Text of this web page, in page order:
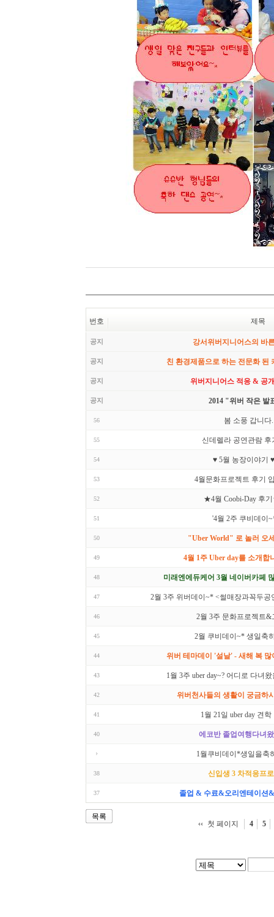
번호 제목
공지 강서위버지니어스의 바
공지 친 환경제품으로 하는 전문화 된
공지 위버지니어스 적응 & 공
공지 2014 "위버 작은 발
56 봄 소풍 갑니다.
55 신데렐라 공연관람 후
54 ♥ 5월 농장이야기 ♥
53 4월문화프로젝트 후기
52 ★4월 Coobi-Day 후
51 '4월 2주 쿠비데이
50 "Uber World" 로 놀러 오
49 4월 1주 Uber day를 소개합
48 미래엔에듀케어 3월 네이버카페
47 2월 3주 위버데이~* <썰매장과꼭두
46 2월 3주 문화프로젝트&
45 2월 쿠비데이~* 생일축
44 위버 테마데이 '설날' - 새해 복
43 1월 3주 uber day~? 어디로 다녀
42 위버천사들의 생활이 궁금하
41 1월 21일 uber day 견
40 에코반 졸업여행다녀
1월쿠비데이*생일을축
38 신입생 3 차적응프
37 졸업 & 수료&오리엔테이션
목록
첫 페이지
4 5